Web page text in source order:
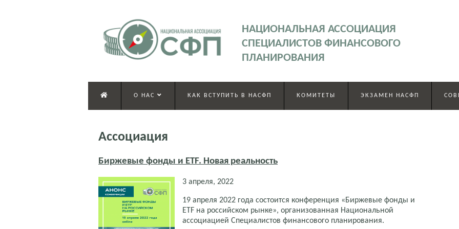
НАЦИОНАЛЬНАЯ АССОЦИАЦИЯ
СПЕЦИАЛИСТОВ ФИНАНСОВОГО
ПЛАНИРОВАНИЯ
О НАС КАК ВСТУПИТЬ В НАСФП КОМИТЕТЫ ЭКЗАМЕН НАСФП
Ассоциация
Биржевые фонды и ETF. Новая реальность
3 апреля, 2022
19 апреля 2022 года состоится конференция «Биржевые фонды и
ETF на российском рынке», организованная Национальной
ассоциацией Специалистов финансового планирования.